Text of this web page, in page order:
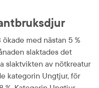
med nästan 5 %
slaktades det
slaktvikten av nötkreatur
kategorin Ungtjur, för